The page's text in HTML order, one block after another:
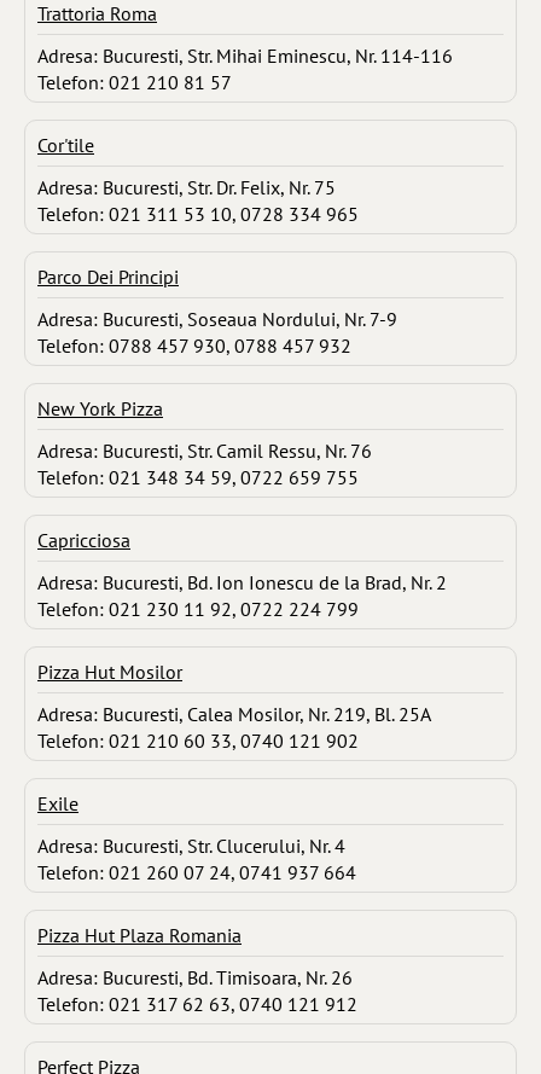
Trattoria Roma
Adresa: Bucuresti, Str. Mihai Eminescu, Nr. 114-116
Telefon: 021 210 81 57
Cor'tile
Adresa: Bucuresti, Str. Dr. Felix, Nr. 75
Telefon: 021 311 53 10, 0728 334 965
Parco Dei Principi
Adresa: Bucuresti, Soseaua Nordului, Nr. 7-9
Telefon: 0788 457 930, 0788 457 932
New York Pizza
Adresa: Bucuresti, Str. Camil Ressu, Nr. 76
Telefon: 021 348 34 59, 0722 659 755
Capricciosa
Adresa: Bucuresti, Bd. Ion Ionescu de la Brad, Nr. 2
Telefon: 021 230 11 92, 0722 224 799
Pizza Hut Mosilor
Adresa: Bucuresti, Calea Mosilor, Nr. 219, Bl. 25A
Telefon: 021 210 60 33, 0740 121 902
Exile
Adresa: Bucuresti, Str. Clucerului, Nr. 4
Telefon: 021 260 07 24, 0741 937 664
Pizza Hut Plaza Romania
Adresa: Bucuresti, Bd. Timisoara, Nr. 26
Telefon: 021 317 62 63, 0740 121 912
Perfect Pizza